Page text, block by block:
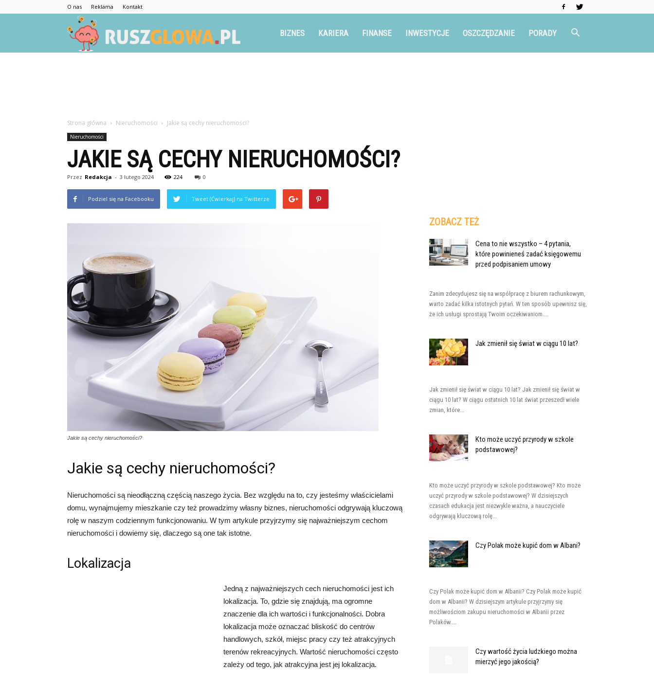
O nas Reklama Kontakt
Ruszglowa.plBIZNES KARIERA FINANSE INWESTYCJE OSZCZĘDZANIE PORADY
Strona główna Nieruchomości Jakie są cechy nieruchomości?
Nieruchomości
JAKIE SĄ CECHY NIERUCHOMOŚCI?
Przez Redakcja - 3 lutego 2024 224 0
Podziel się na Facebooku Tweet (Ćwierkaj) na Twitterze
Jakie są cechy nieruchomości?
Jakie są cechy nieruchomości?
Nieruchomości są nieodłączną częścią naszego życia. Bez względu na to, czy jesteśmy właścicielami
domu, wynajmujemy mieszkanie czy też prowadzimy własny biznes, nieruchomości odgrywają kluczową
rolę w naszym codziennym funkcjonowaniu. W tym artykule przyjrzymy się najważniejszym cechom
nieruchomości i dowiemy się, dlaczego są one tak istotne.
Lokalizacja
Jedną z najważniejszych cech nieruchomości jest ich
lokalizacja. To, gdzie się znajdują, ma ogromne
znaczenie dla ich wartości i funkcjonalności. Dobra
lokalizacja może oznaczać bliskość do centrów
handlowych, szkół, miejsc pracy czy też atrakcyjnych
terenów rekreacyjnych. Wartość nieruchomości często
zależy od tego, jak atrakcyjna jest jej lokalizacja.
ZOBACZ TEŻ
Cena to nie wszystko – 4 pytania,
które powinieneś zadać księgowemu
przed podpisaniem umowy
Zanim zdecydujesz się na współpracę z biurem rachunkowym,
warto zadać kilka istotnych pytań. W ten sposób upewnisz się,
że ich usługi sprostają Twoim oczekiwaniom....
Jak zmienił się świat w ciągu 10 lat?
Jak zmienił się świat w ciągu 10 lat? Jak zmienił się świat w
ciągu 10 lat? W ciągu ostatnich 10 lat świat przeszedł wiele
zmian, które...
Kto może uczyć przyrody w szkole
podstawowej?
Kto może uczyć przyrody w szkole podstawowej? Kto może
uczyć przyrody w szkole podstawowej? W dzisiejszych
czasach edukacja jest niezwykle ważna, a nauczyciele
odgrywają kluczową rolę...
Czy Polak może kupić dom w Albani?
Czy Polak może kupić dom w Albanii? Czy Polak może kupić
dom w Albanii? W dzisiejszym artykule przyjrzymy się
możliwościom zakupu nieruchomości w Albanii przez
Polaków....
Czy wartość życia ludzkiego można
mierzyć jego jakością?